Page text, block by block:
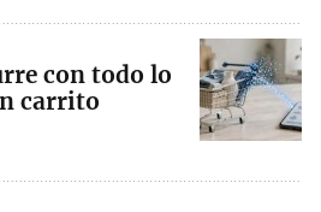
con todo lo
carrito